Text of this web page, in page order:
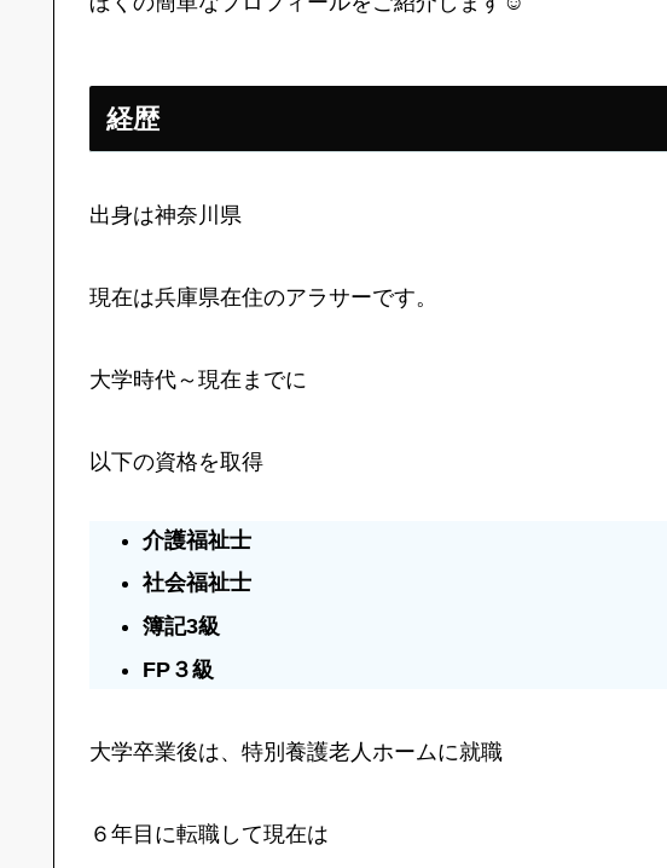
経歴
出身は神奈川県
現在は兵庫県在住のアラサーです。
大学時代～現在までに
以下の資格を取得
介護福祉士
社会福祉士
簿記3級
FP３級
大学卒業後は、特別養護老人ホームに就職
６年目に転職して現在は